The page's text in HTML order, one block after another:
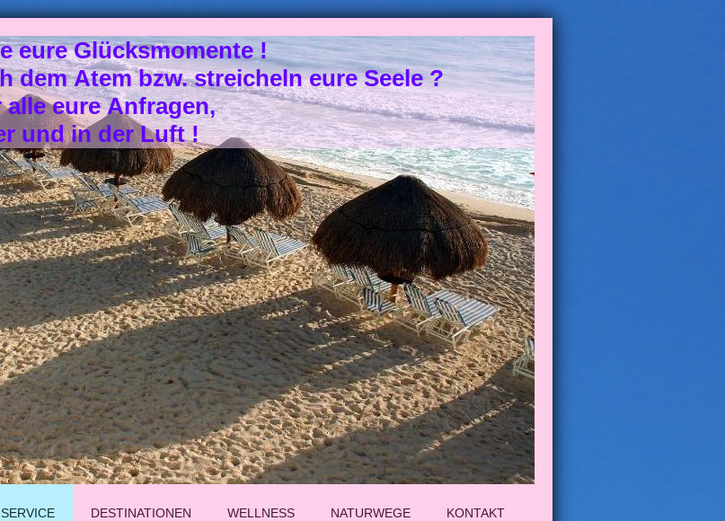
eure Glücksmomente !
dem Atem bzw. streicheln eure Seele ?
alle eure Anfragen,
und in der Luft !
SERVICE DESTINATIONEN WELLNESS NATURWEGE KONTAKT